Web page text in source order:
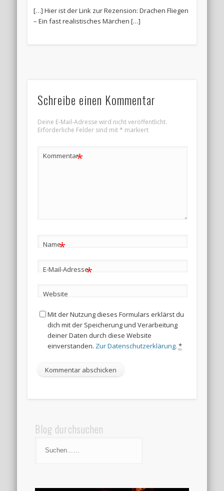
[…] Hier ist der Link zur Rezension: Drachen Fliegen
– Ein fast realistisches Märchen […]
Schreibe einen Kommentar
Deine E-Mail-Adresse wird nicht veröffentlicht.
Erforderliche Felder sind mit* markiert
Kommentar*
Name*
E-Mail-Adresse*
Website
Mit der Nutzung dieses Formulars erklärst du
dich mit der Speicherung und Verarbeitung
deiner Daten durch diese Website
einverstanden. Zur Datenschutzerklärung. *
Blog durchsuchen